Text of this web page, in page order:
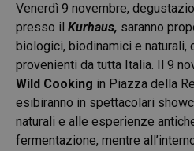
Venerdì 9 novembre,
presso il Kurhaus, saranno
biologici, biodinamici e naturali,
provenienti da tutta Italia. Il 9
Wild Cooking in Piazza della
esibiranno in spettacolari
naturali e alle esperienze
fermentazione, mentre